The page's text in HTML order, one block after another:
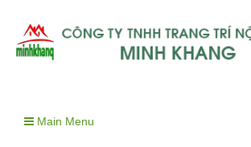
Main Menu